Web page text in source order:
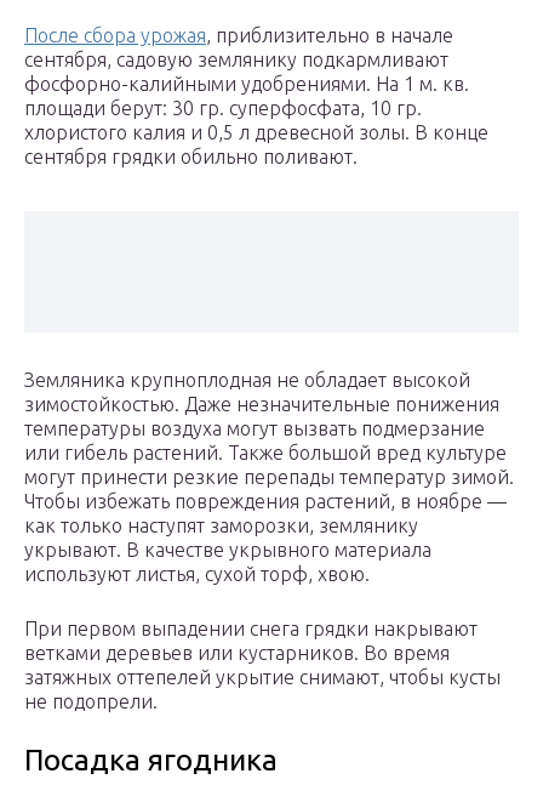
После сбора урожая, приблизительно в начале
сентября, садовую землянику подкармливают
фосфорно-калийными удобрениями. На 1 м. кв.
площади берут: 30 гр. суперфосфата, 10 гр.
хлористого калия и 0,5 л древесной золы. В конце
сентября грядки обильно поливают.
Земляника крупноплодная не обладает высокой
зимостойкостью. Даже незначительные понижения
температуры воздуха могут вызвать подмерзание
или гибель растений. Также большой вред культуре
могут принести резкие перепады температур зимой.
Чтобы избежать повреждения растений, в ноябре —
как только наступят заморозки, землянику
укрывают. В качестве укрывного материала
используют листья, сухой торф, хвою.
При первом выпадении снега грядки накрывают
ветками деревьев или кустарников. Во время
затяжных оттепелей укрытие снимают, чтобы кусты
не подопрели.
Посадка ягодника